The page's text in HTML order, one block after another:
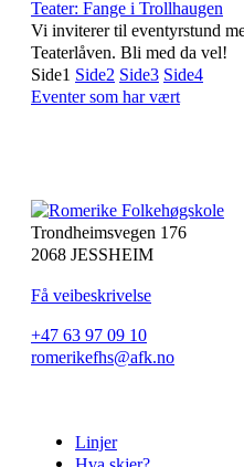
Teater: Fange i Trollhaugen
Vi inviterer til eventyrstund
Teaterlåven. Bli med da vel!
Side1 Side2 Side3 Side4
Eventer som har vært
Trondheimsvegen 176
2068 JESSHEIM
Få veibeskrivelse
+47 63 97 09 10
romerikefhs@afk.no
Linjer